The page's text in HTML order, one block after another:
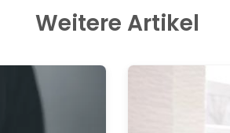
Weitere Artikel